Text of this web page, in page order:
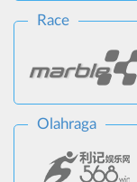
Race
Olahraga